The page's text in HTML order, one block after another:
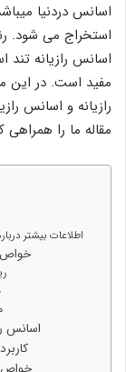
اسانس دردنیا
استخراج می شود.
اسانس رازیانه
مفید است. در این
رازیانه و اسانس
مقاله ما را همراهی
اطلاعات بیشتر
خواص
اسانس
کاربرد اسانس رازیانه